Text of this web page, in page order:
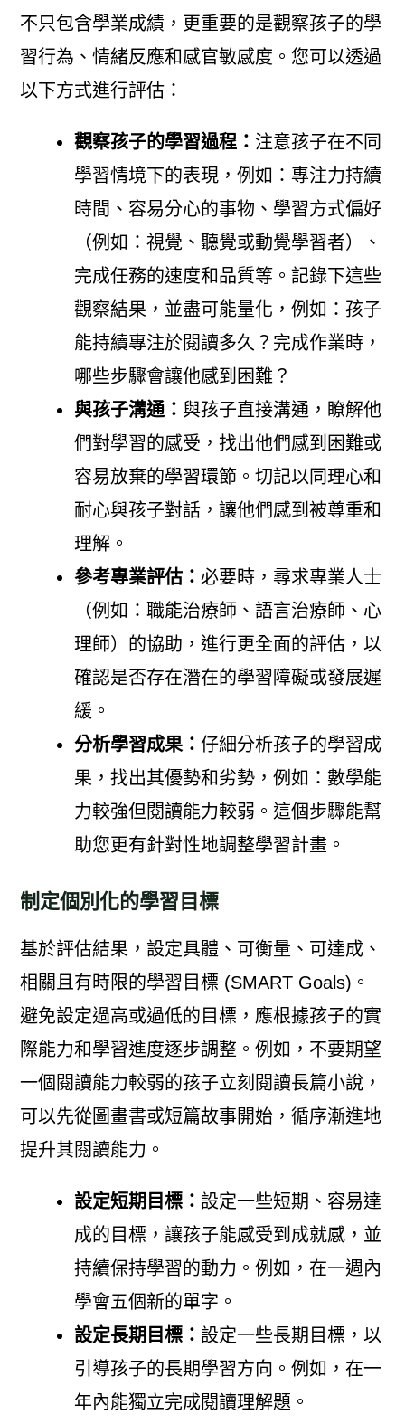
不只包含學業成績，更重要的是觀察孩子的學
習行為、情緒反應和感官敏感度。您可以透過
以下方式進行評估：
觀察孩子的學習過程： 注意孩子在不同
學習情境下的表現，例如：專注力持續
時間、容易分心的事物、學習方式偏好
（例如：視覺、聽覺或動覺學習者）、
完成任務的速度和品質等。記錄下這些
觀察結果，並盡可能量化，例如：孩子
能持續專注於閱讀多久？完成作業時，
哪些步驟會讓他感到困難？
與孩子溝通： 與孩子直接溝通，瞭解他
們對學習的感受，找出他們感到困難或
容易放棄的學習環節。切記以同理心和
耐心與孩子對話，讓他們感到被尊重和
理解。
參考專業評估： 必要時，尋求專業人士
（例如：職能治療師、語言治療師、心
理師）的協助，進行更全面的評估，以
確認是否存在潛在的學習障礙或發展遲
緩。
分析學習成果： 仔細分析孩子的學習成
果，找出其優勢和劣勢，例如：數學能
力較強但閱讀能力較弱。這個步驟能幫
助您更有針對性地調整學習計畫。
制定個別化的學習目標
基於評估結果，設定具體、可衡量、可達成、
相關且有時限的學習目標 (SMART Goals)。
避免設定過高或過低的目標，應根據孩子的實
際能力和學習進度逐步調整。例如，不要期望
一個閱讀能力較弱的孩子立刻閱讀長篇小說，
可以先從圖畫書或短篇故事開始，循序漸進地
提升其閱讀能力。
設定短期目標： 設定一些短期、容易達
成的目標，讓孩子能感受到成就感，並
持續保持學習的動力。例如，在一週內
學會五個新的單字。
設定長期目標： 設定一些長期目標，以
引導孩子的長期學習方向。例如，在一
年內能獨立完成閱讀理解題。